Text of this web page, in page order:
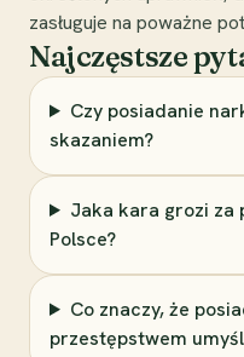
zasługuje na poważne
Najczęstsze
Czy posiadanie
skazaniem?
Jaka kara grozi za
Polsce?
Co znaczy, że
przestępstwem